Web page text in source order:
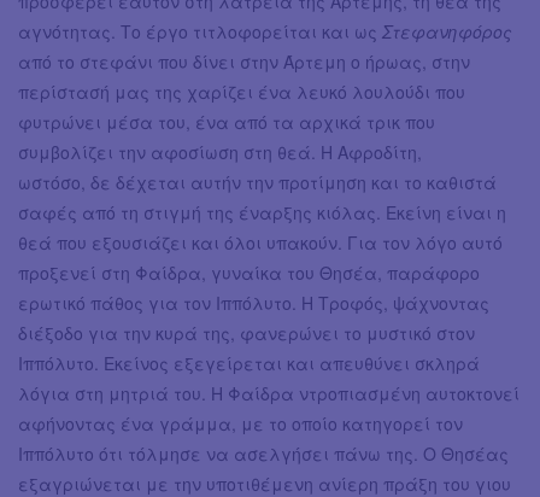
αγνότητας. Το έργο τιτλοφορείται και ως Στεφανηφόρος
από το στεφάνι που δίνει στην Άρτεμη ο ήρωας, στην
περίστασή μας της χαρίζει ένα λευκό λουλούδι που
φυτρώνει μέσα του, ένα από τα αρχικά τρικ που
συμβολίζει την αφοσίωση στη θεά. Η Αφροδίτη,
ωστόσο, δε δέχεται αυτήν την προτίμηση και το καθιστά
σαφές από τη στιγμή της έναρξης κιόλας. Εκείνη είναι η
θεά που εξουσιάζει και όλοι υπακούν. Για τον λόγο αυτό
προξενεί στη Φαίδρα, γυναίκα του Θησέα, παράφορο
ερωτικό πάθος για τον Ιππόλυτο. Η Τροφός, ψάχνοντας
διέξοδο για την κυρά της, φανερώνει το μυστικό στον
Ιππόλυτο. Εκείνος εξεγείρεται και απευθύνει σκληρά
λόγια στη μητριά του. Η Φαίδρα ντροπιασμένη αυτοκτονεί
αφήνοντας ένα γράμμα, με το οποίο κατηγορεί τον
Ιππόλυτο ότι τόλμησε να ασελγήσει πάνω της. Ο Θησέας
εξαγριώνεται με την υποτιθέμενη ανίερη πράξη του γιου